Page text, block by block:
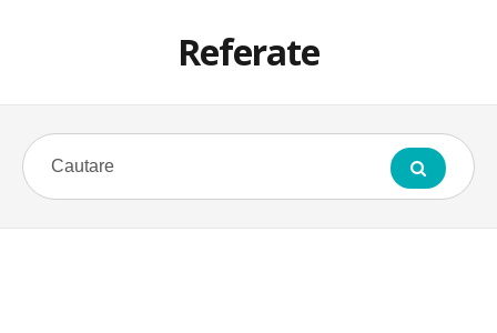
Referate